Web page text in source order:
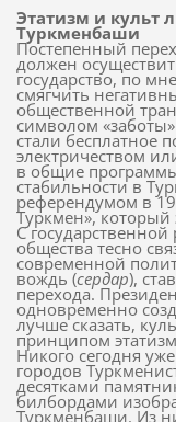
Этатизм и культ
Туркменбаши
Постепенный
должен
государство, по
смягчить
общественной
символом «заботы»
стали бесплатное
электричеством
в общие
стабильности в
референдумом в
Туркмен»,
С
общества тесно
современной
вождь (сердар),
перехода.
одновременно
лучше сказать,
принципом
Никого сегодня
городов
десятками
билбордами
Туркменбаши. Из